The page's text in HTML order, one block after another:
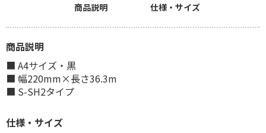
商品説明 仕様・サイズ
商品説明
■ A4サイズ・黒
■ 幅220mm×長さ36.3m
■ S-SH2タイプ
仕様・サイズ